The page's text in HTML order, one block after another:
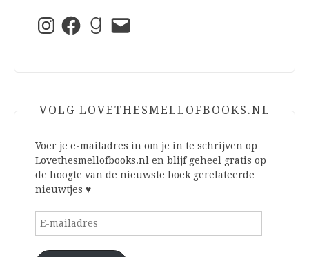
InstagramFacebookGoodreads
E-
mail
VOLG LOVETHESMELLOFBOOKS.NL
Voer je e-mailadres in om je in te schrijven op
Lovethesmellofbooks.nl en blijf geheel gratis op
de hoogte van de nieuwste boek gerelateerde
nieuwtjes ♥
E-